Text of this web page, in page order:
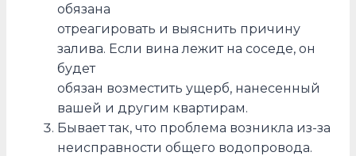
обязана
отреагировать и выяснить причину
залива. Если вина лежит на соседе, он
будет
обязан возместить ущерб, нанесенный
вашей и другим квартирам.
Бывает так, что проблема возникла из-за
неисправности общего водопровода.